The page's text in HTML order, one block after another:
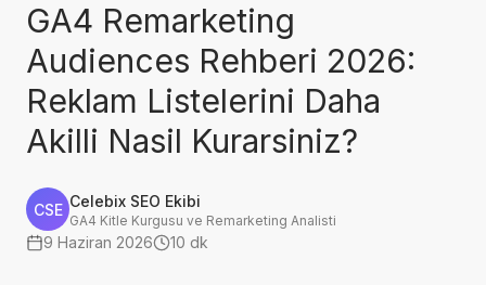
GA4 Remarketing
Audiences Rehberi 2026:
Reklam Listelerini Daha
Akilli Nasil Kurarsiniz?
CSE Celebix SEO Ekibi
GA4 Kitle Kurgusu ve Remarketing Analisti
9 Haziran 2026 10 dk